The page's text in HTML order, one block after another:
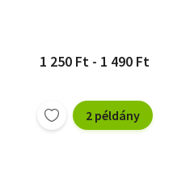
1 250 Ft - 1 490 Ft
2 példány